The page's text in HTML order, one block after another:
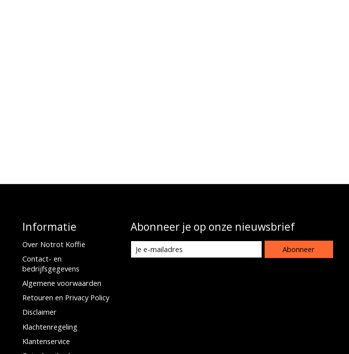
Informatie
Over Notrot Koffie
Contact- en
bedrijfsgegevens
Algemene voorwaarden
Retouren en Privacy Policy
Disclaimer
Klachtenregeling
Klantenservice
Abonneer je op onze nieuwsbrief
Abonneer